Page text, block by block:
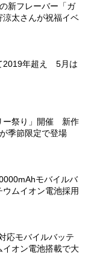
新フレーバー「ガ
太さんが祝福イベ
2019年超え 5月は
ー祭り」開催 新作
季節限定で登場
モバイルバ
ムイオン電池採用
応モバイルバッテ
オン電池搭載で大